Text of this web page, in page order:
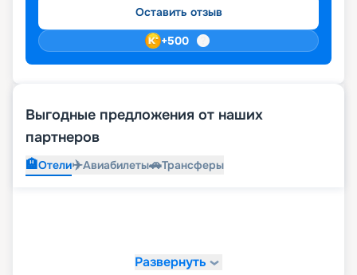
Оставить отзыв
+500
Выгодные предложения от наших
партнеров
🏨Отели✈️Авиабилеты🚗Трансферы
Развернуть